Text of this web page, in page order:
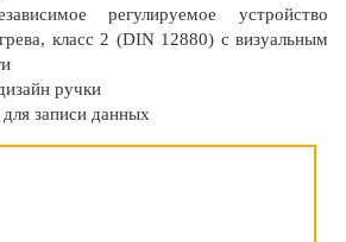
регулируемое устройство
класс 2 (DIN 12880) с визуальным
ручки
записи данных